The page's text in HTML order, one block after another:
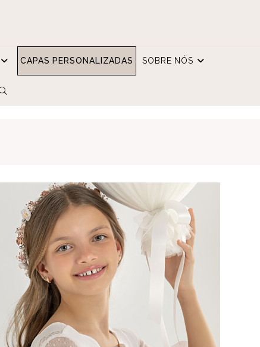
CAPAS PERSONALIZADAS SOBRE NÓS